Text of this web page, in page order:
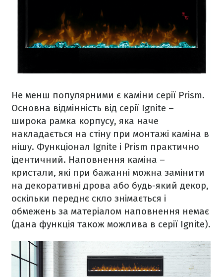
Не менш популярними є каміни серії Prism.
Основна відмінність від серії Ignite –
широка рамка корпусу, яка наче
накладається на стіну при монтажі каміна в
нішу. Функціонал Ignite і Prism практично
ідентичний. Наповнення каміна –
кристали, які при бажанні можна замінити
на декоративні дрова або будь-який декор,
оскільки переднє скло знімається і
обмежень за матеріалом наповнення немає
(дана функція також можлива в серії Ignite).